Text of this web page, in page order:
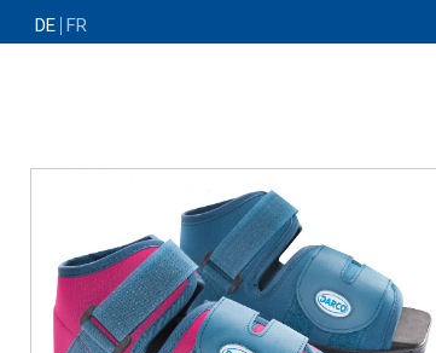
DE FR